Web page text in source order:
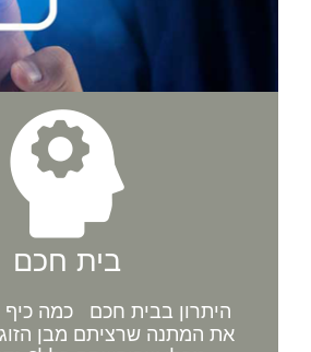
בית חכם
היתרון בבית חכם כמה כיף
את המתנה שרציתם מבן